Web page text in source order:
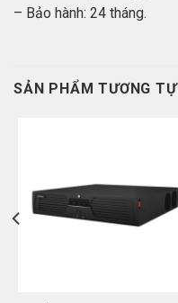
– Bảo hành: 24 tháng.
SẢN PHẨM TƯƠNG TỰ